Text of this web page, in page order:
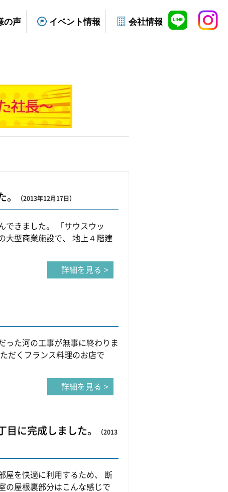
の声 イベント情報 会社情報
。 （2013年12月17日）
できました。 「サウスウッ
大型商業施設で、 地上４階建
詳細を見る
った河の工事が無事に終わりま
だくフランス料理のお店で
詳細を見る
に完成しました。 （2013
屋を快適に利用するため、 断
の屋根裏部分はこんな感じで